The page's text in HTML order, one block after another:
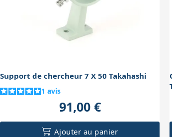
Support de chercheur 7 X 50 Takahashi
1 avis
91,00 €
Ajouter au panier